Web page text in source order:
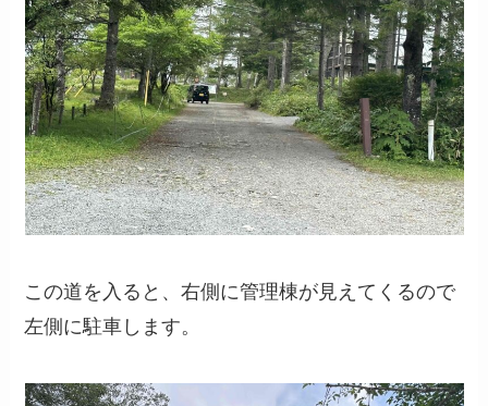
この道を入ると、右側に管理棟が見えてくるので
左側に駐車します。